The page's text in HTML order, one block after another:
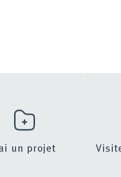
un projet